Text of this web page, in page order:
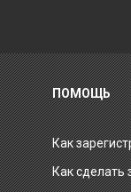
ПОМОЩЬ
Как
Как сделать